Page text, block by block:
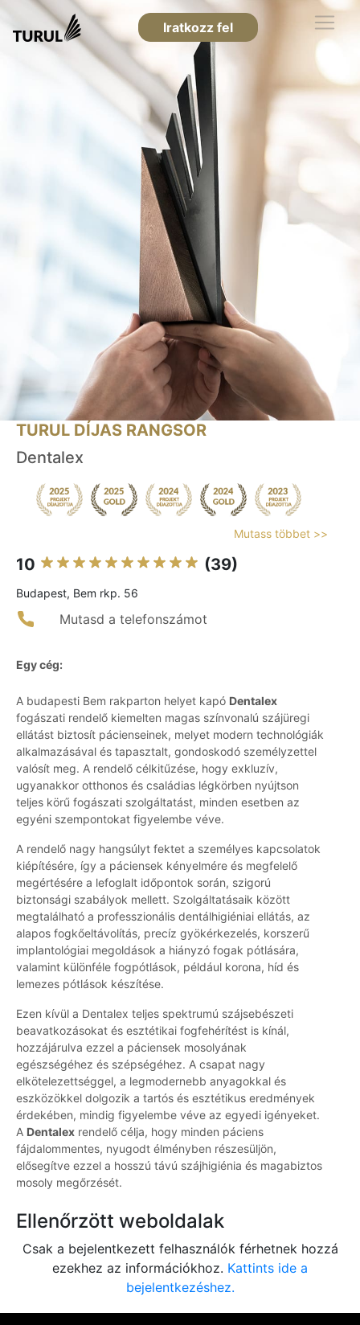
Iratkozz fel
TURUL DÍJAS RANGSOR
Dentalex
Mutass többet >>
10 (39)
Budapest, Bem rkp. 56
Mutasd a telefonszámot
Egy cég:
A budapesti Bem rakparton helyet kapó Dentalex
fogászati rendelő kiemelten magas színvonalú szájüregi
ellátást biztosít pácienseinek, melyet modern technológiák
alkalmazásával és tapasztalt, gondoskodó személyzettel
valósít meg. A rendelő célkitűzése, hogy exkluzív,
ugyanakkor otthonos és családias légkörben nyújtson
teljes körű fogászati szolgáltatást, minden esetben az
egyéni szempontokat figyelembe véve.
A rendelő nagy hangsúlyt fektet a személyes kapcsolatok
kiépítésére, így a páciensek kényelmére és megfelelő
megértésére a lefoglalt időpontok során, szigorú
biztonsági szabályok mellett. Szolgáltatásaik között
megtalálható a professzionális dentálhigiéniai ellátás, az
alapos fogkőeltávolítás, precíz gyökérkezelés, korszerű
implantológiai megoldások a hiányzó fogak pótlására,
valamint különféle fogpótlások, például korona, híd és
lemezes pótlások készítése.
Ezen kívül a Dentalex teljes spektrumú szájsebészeti
beavatkozásokat és esztétikai fogfehérítést is kínál,
hozzájárulva ezzel a páciensek mosolyának
egészségéhez és szépségéhez. A csapat nagy
elkötelezettséggel, a legmodernebb anyagokkal és
eszközökkel dolgozik a tartós és esztétikus eredmények
érdekében, mindig figyelembe véve az egyedi igényeket.
A Dentalex rendelő célja, hogy minden páciens
fájdalommentes, nyugodt élményben részesüljön,
elősegítve ezzel a hosszú távú szájhigiénia és magabiztos
mosoly megőrzését.
Ellenőrzött weboldalak
Csak a bejelentkezett felhasználók férhetnek hozzá
ezekhez az információkhoz. Kattints ide a
bejelentkezéshez.